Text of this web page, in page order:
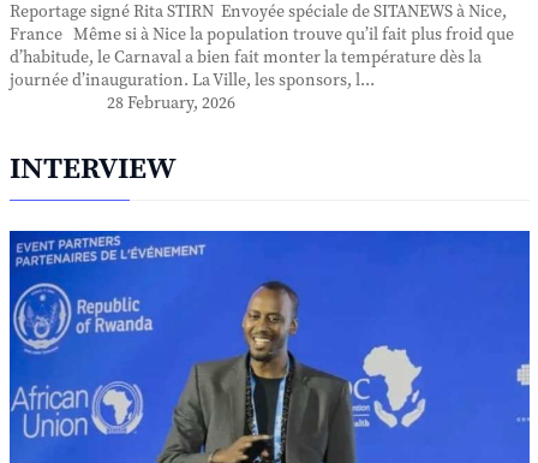
Reportage signé Rita STIRN Envoyée spéciale de SITANEWS à Nice,
France Même si à Nice la population trouve qu’il fait plus froid que
d’habitude, le Carnaval a bien fait monter la température dès la
journée d’inauguration. La Ville, les sponsors, l...
28 February, 2026
INTERVIEW